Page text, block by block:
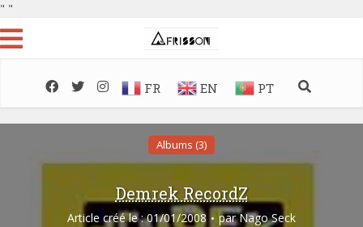
" "
FR EN PT
Albums (3)
Demrek RecordZ
Article créé le : 01/01/2008 par Nago Seck